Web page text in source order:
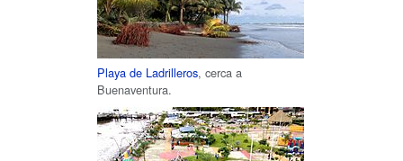
Playa de Ladrilleros, cerca a
Buenaventura.